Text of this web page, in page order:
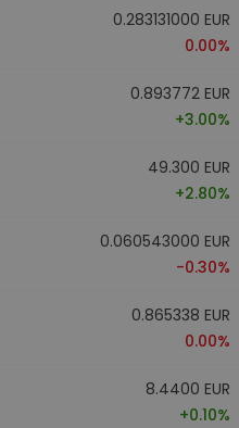
0.283131000 EUR
0.00%
0.893772 EUR
+3.00%
49.300 EUR
+2.80%
0.060543000 EUR
-0.30%
0.865338 EUR
0.00%
8.4400 EUR
+0.10%